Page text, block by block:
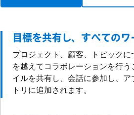
目標を共有し、すべての
プロジェクト、顧客、トピック
を越えてコラボレーションを行
イルを共有し、会話に参加し、
トリに追加されます。